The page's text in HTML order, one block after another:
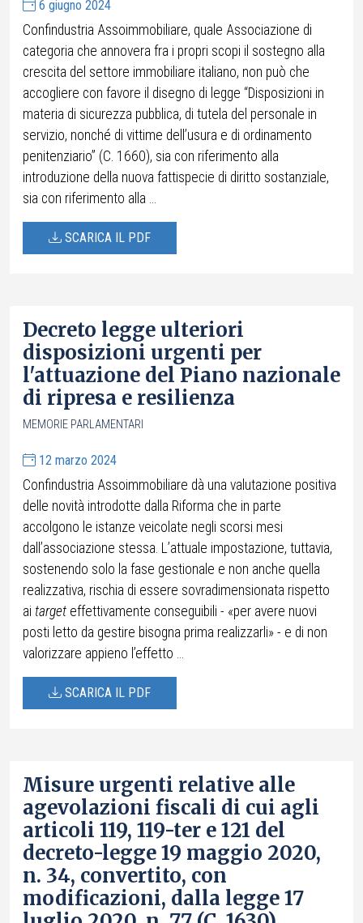
6 giugno 2024
Confindustria Assoimmobiliare, quale Associazione di
categoria che annovera fra i propri scopi il sostegno alla
crescita del settore immobiliare italiano, non può che
accogliere con favore il disegno di legge “Disposizioni in
materia di sicurezza pubblica, di tutela del personale in
servizio, nonché di vittime dell’usura e di ordinamento
penitenziario” (C. 1660), sia con riferimento alla
introduzione della nuova fattispecie di diritto sostanziale,
sia con riferimento alla ...
SCARICA IL PDF
Decreto legge ulteriori
disposizioni urgenti per
l'attuazione del Piano nazionale
di ripresa e resilienza
MEMORIE PARLAMENTARI
12 marzo 2024
Confindustria Assoimmobiliare dà una valutazione positiva
delle novità introdotte dalla Riforma che in parte
accolgono le istanze veicolate negli scorsi mesi
dall’associazione stessa. L’attuale impostazione, tuttavia,
sostenendo solo la fase gestionale e non anche quella
realizzativa, rischia di essere sovradimensionata rispetto
ai target effettivamente conseguibili - «per avere nuovi
posti letto da gestire bisogna prima realizzarli» - e di non
valorizzare appieno l’effetto ...
SCARICA IL PDF
Misure urgenti relative alle
agevolazioni fiscali di cui agli
articoli 119, 119-ter e 121 del
decreto-legge 19 maggio 2020,
n. 34, convertito, con
modificazioni, dalla legge 17